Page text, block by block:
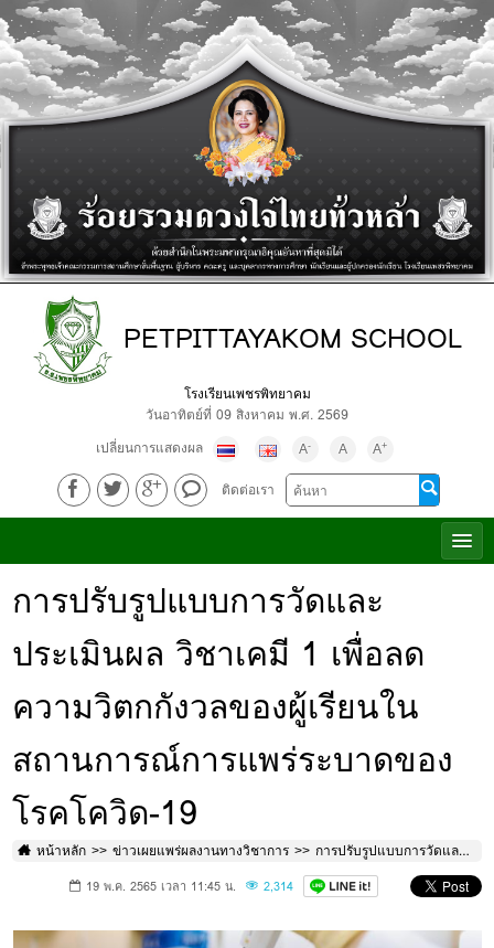
PETPITTAYAKOM SCHOOL
โรงเรียนเพชรพิทยาคม
วันอาทิตย์ที่ 09 สิงหาคม พ.ศ. 2569
เปลี่ยนการแสดงผล
A- A A+
ติดต่อเรา
การปรับรูปแบบการวัดและ
ประเมินผล วิชาเคมี 1 เพื่อลด
ความวิตกกังวลของผู้เรียนใน
สถานการณ์การแพร่ระบาดของ
โรคโควิด-19
หน้าหลัก ข่าวเผยแพร่ผลงานทางวิชาการ การปรับรูปแบบการวัดและประเมินผล วิชาเคมี 1 เพื่อลดความวิตกกังวลของผู้เรียนในสถานการณ์การแพร่ระบาดของโรคโควิด-19
19 พ.ค. 2565 เวลา 11:45 น. 2,314